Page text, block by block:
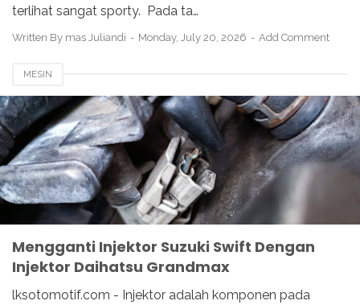
terlihat sangat sporty. Pada ta…
Written By mas Juliandi Monday, July 20, 2026 Add Comment
MESIN
Mengganti Injektor Suzuki Swift Dengan
Injektor Daihatsu Grandmax
lksotomotif.com - Injektor adalah komponen pada